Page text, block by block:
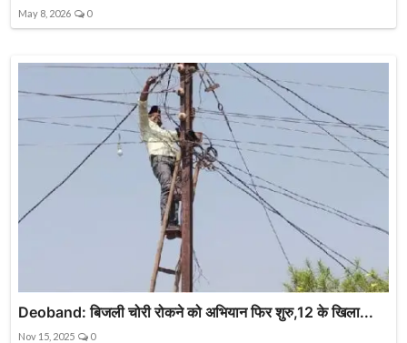
May 8, 2026 0
Deoband: बिजली चोरी रोकने को अभियान फिर शुरु,12 के खिला...
Nov 15, 2025 0